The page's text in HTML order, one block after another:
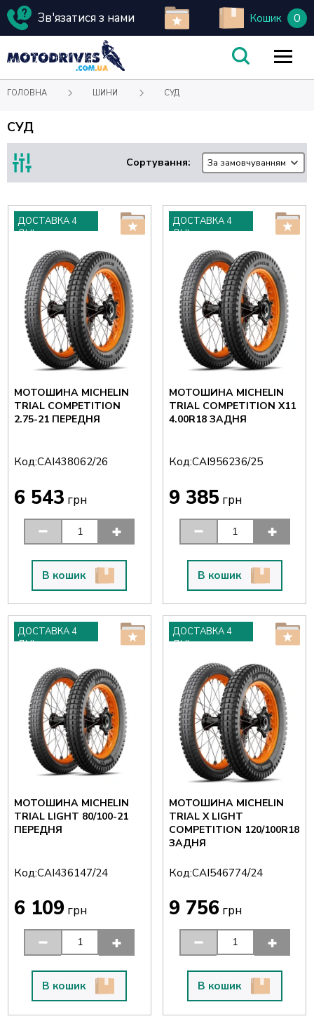
Зв'язатися з нами Кошик 0
ГОЛОВНА ШИНИ СУД
СУД
Сортування: За замовчуванням
ДОСТАВКА 4
ДНІ
МОТОШИНА MICHELIN
TRIAL COMPETITION
2.75-21 ПЕРЕДНЯ
Код:CAI438062/26
6 543 грн
В кошик
ДОСТАВКА 4
ДНІ
МОТОШИНА MICHELIN
TRIAL COMPETITION X11
4.00R18 ЗАДНЯ
Код:CAI956236/25
9 385 грн
В кошик
ДОСТАВКА 4
ДНІ
МОТОШИНА MICHELIN
TRIAL LIGHT 80/100-21
ПЕРЕДНЯ
Код:CAI436147/24
6 109грн
В кошик
ДОСТАВКА 4
ДНІ
МОТОШИНА MICHELIN
TRIAL X LIGHT
COMPETITION 120/100R18
ЗАДНЯ
Код:CAI546774/24
9 756 грн
В кошик